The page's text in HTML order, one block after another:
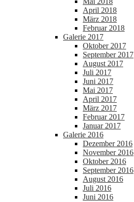
April 2018
März 2018
Februar 2018
Galerie 2017
Oktober 2017
September 2017
August 2017
Juli 2017
Juni 2017
Mai 2017
April 2017
März 2017
Februar 2017
Januar 2017
Galerie 2016
Dezember 2016
November 2016
Oktober 2016
September 2016
August 2016
Juli 2016
Juni 2016